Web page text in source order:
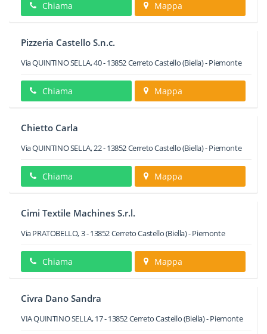
Chiama Mappa
Pizzeria Castello S.n.c.
Via QUINTINO SELLA, 40-13852Cerreto Castello(Biella) -Piemonte
Chiama Mappa
Chietto Carla
Via QUINTINO SELLA, 22-13852Cerreto Castello(Biella) -Piemonte
Chiama Mappa
Cimi Textile Machines S.r.l.
Via PRATOBELLO, 3-13852Cerreto Castello(Biella) -Piemonte
Chiama Mappa
Civra Dano Sandra
VIA QUINTINO SELLA, 17-13852Cerreto Castello(Biella) -Piemonte